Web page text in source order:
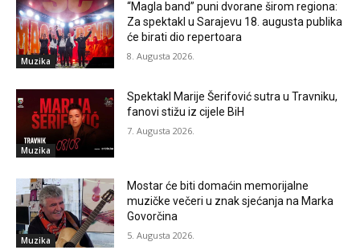
Muzika
“Magla band” puni dvorane širom regiona:
Za spektakl u Sarajevu 18. augusta publika
će birati dio repertoara
8. Augusta 2026.
Muzika
Spektakl Marije Šerifović sutra u Travniku,
fanovi stižu iz cijele BiH
7. Augusta 2026.
Muzika
Mostar će biti domaćin memorijalne
muzičke večeri u znak sjećanja na Marka
Govorčina
5. Augusta 2026.